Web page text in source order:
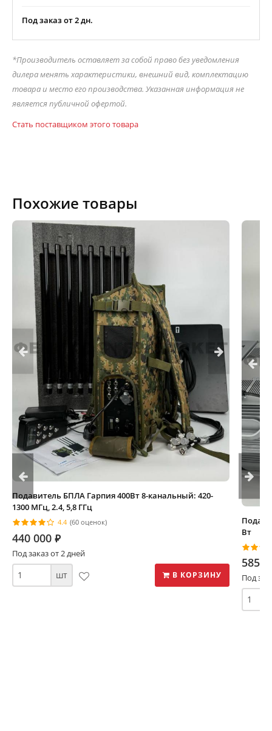
Под заказ от 2 дн.
*Производитель оставляет за собой право без уведомления
дилера менять характеристики, внешний вид, комплектацию
товара и место его производства. Указанная информация не
является публичной офертой.
Стать поставщиком этого товара
Похожие товары
Подавитель БПЛА Гарпия 400Вт 8-канальный: 420-
1300 МГц, 2.4, 5,8 ГГц
4.4 (60 оценок)
440 000 ⃏
Под заказ от 2 дней
шт В КОРЗИНУ
Вт
585
Под